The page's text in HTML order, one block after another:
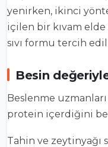
yenirken, ikinci
içilen bir kıvam elde
sıvı formu tercih
Besin
Beslenme
protein içerdiğini
Tahin ve zeytinyağı